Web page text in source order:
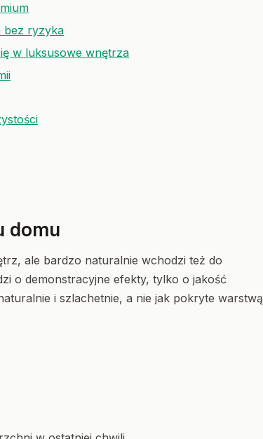
bez ryzyka
w luksusowe wnętrza
domu
ale bardzo naturalnie wchodzi też do
o demonstracyjne efekty, tylko o jakość
i szlachetnie, a nie jak pokryte warstwą